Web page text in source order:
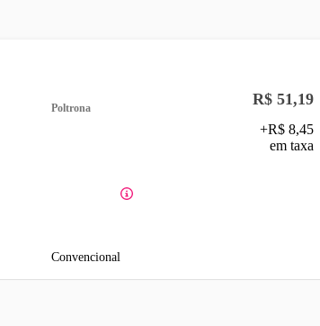
Poltrona
Convencional
R$ 51,19
+R$ 8,45
em taxa